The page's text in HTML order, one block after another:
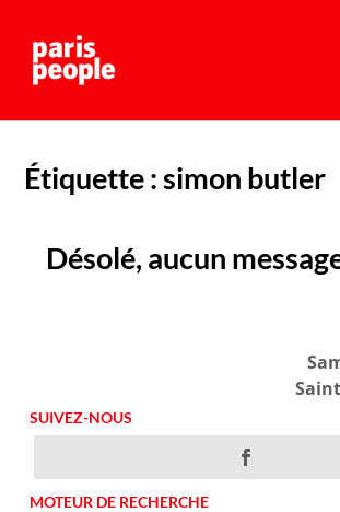
Étiquette :simon butler
Désolé, aucun
SUIVEZ-NOUS
MOTEUR DE RECHERCHE